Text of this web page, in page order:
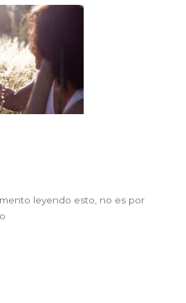
leyendo esto, no es por